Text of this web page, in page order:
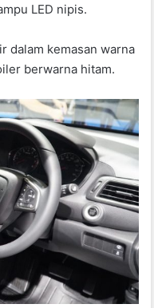
LED nipis.
dalam kemasan warna
berwarna hitam.